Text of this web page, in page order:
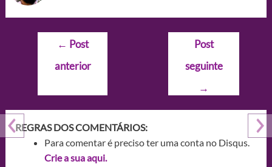
Navegação
Post
← Post
anterior
Post
seguinte
→
REGRAS DOS COMENTÁRIOS:
Para comentar é preciso ter uma conta no Disqus.
Crie a sua aqui.